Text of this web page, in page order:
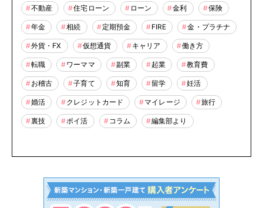
不動産 住宅ローン ローン 金利 保険
年金 相続 定期預金 FIRE 金・プラチナ
外貨・FX 仮想通貨 キャリア 働き方
転職 ワーママ 副業 起業 教育費
お稽古 子育て 知育 留学 妊活
婚活 クレジットカード マイレージ 旅行
裏技 ポイ活 コラム 編集部より